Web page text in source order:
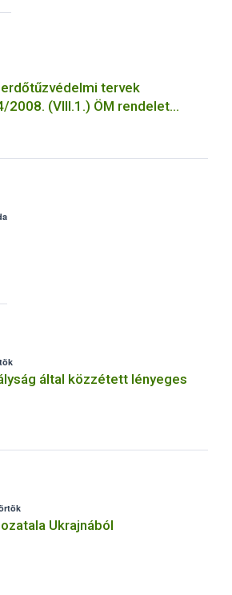
tervek
2008. (VIII.1.) ÖM rendelet
által közzétett lényeges
Ukrajnából